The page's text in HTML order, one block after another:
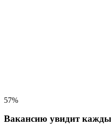
57%
Вакансию увидит